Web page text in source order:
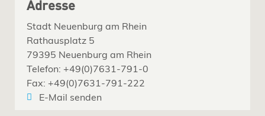
Adresse
Stadt Neuenburg am Rhein
Rathausplatz 5
79395 Neuenburg am Rhein
Telefon: +49(0)7631-791-0
Fax: +49(0)7631-791-222
E-Mail senden